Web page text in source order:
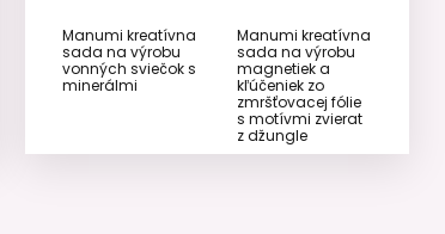
Manumi kreatívna
sada na výrobu
vonných sviečok s
minerálmi
Manumi kreatívna
sada na výrobu
magnetiek a
kľúčeniek zo
zmršťovacej fólie
s motívmi zvierat
z džungle